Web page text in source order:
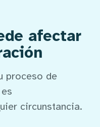
afectar
proceso de
circunstancia.